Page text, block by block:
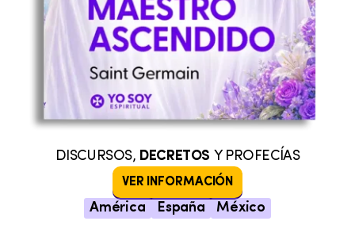
DISCURSOS, DECRETOS Y PROFECÍAS
VER INFORMACIÓN
América España México